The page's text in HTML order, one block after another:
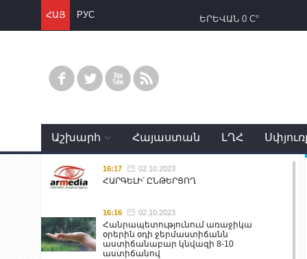
ՀԱՅ РУС ԵՐԵՎԱՆ 0 C°
Աշխարհ Հայաստան ԼՂՀ
16:17 02.10.2023
ՀԱՐԳԵԼԻ՛ ԸՆԹԵՐՑՈՂ
16:16 02.10.2023
Հանրապետությունում առաջիկա
օրերին օդի ջերմաստիճանն
աստիճանաբար կնվազի 8-10
աստիճանով